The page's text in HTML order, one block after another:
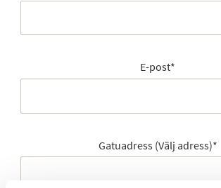
E-post*
Gatuadress (Välj adress)*